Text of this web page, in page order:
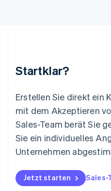
Startklar?
Erstellen Sie direkt ein
mit dem Akzeptieren
Sales-Team berät Sie
Sie ein individuelles
Unternehmen
Jetzt starten Sales-
Español English
Niederlande
NederlandsEnglish
English
Österreich
Deutsch
Polen
Portugal
PortuguêsEnglish